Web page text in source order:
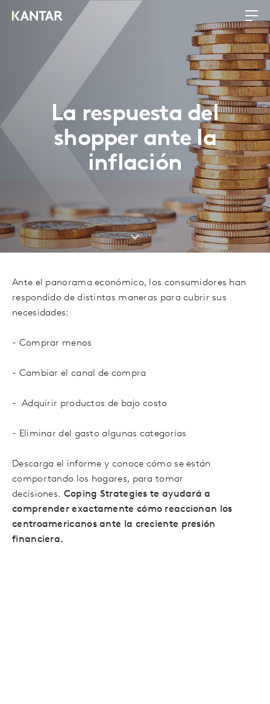
La respuesta del
shopper ante la
inflación
Ante el panorama económico, los consumidores han
respondido de distintas maneras para cubrir sus
necesidades:
- Comprar menos
- Cambiar el canal de compra
- Adquirir productos de bajo costo
- Eliminar del gasto algunas categorías
Descarga el informe y conoce cómo se están
comportando los hogares, para tomar
decisiones. Coping Strategies te ayudará a
comprender exactamente cómo reaccionan los
centroamericanos ante la creciente presión
financiera.